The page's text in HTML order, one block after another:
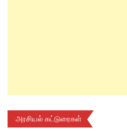
அரசியல் கட்டுரைகள்